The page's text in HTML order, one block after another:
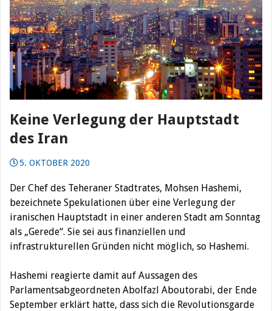
Keine Verlegung der Hauptstadt
des Iran
5. OKTOBER 2020
Der Chef des Teheraner Stadtrates, Mohsen Hashemi,
bezeichnete Spekulationen über eine Verlegung der
iranischen Hauptstadt in einer anderen Stadt am Sonntag
als „Gerede“. Sie sei aus finanziellen und
infrastrukturellen Gründen nicht möglich, so Hashemi.
Hashemi reagierte damit auf Aussagen des
Parlamentsabgeordneten Abolfazl Aboutorabi, der Ende
September erklärt hatte, dass sich die Revolutionsgarde